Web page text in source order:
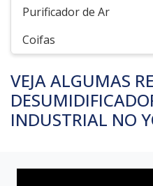
Purificador de Ar
Coifas
VEJA ALGUMAS
INDUSTRIAL NO